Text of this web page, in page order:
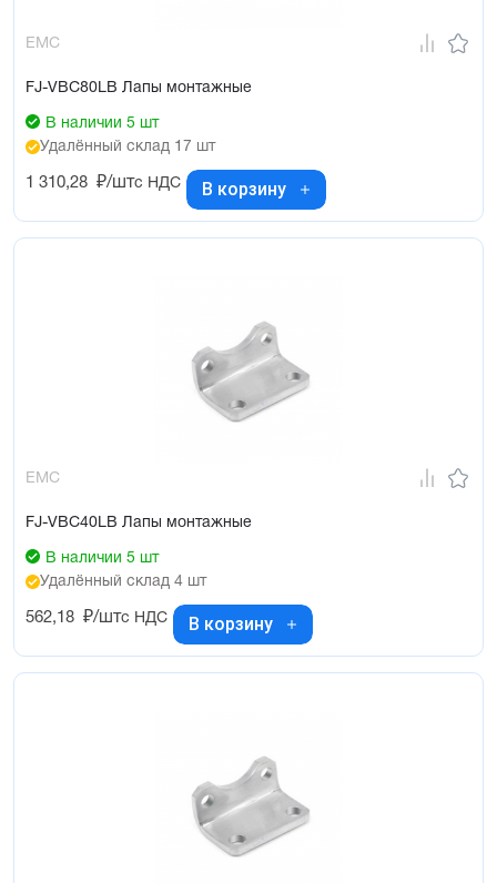
EMC
FJ-VBC80LB Лапы монтажные
В наличии 5 шт
Удалённый склад 17 шт
1 310,28 ₽/штс НДС В корзину
EMC
FJ-VBC40LB Лапы монтажные
В наличии 5 шт
Удалённый склад 4 шт
562,18 ₽/штс НДС В корзину